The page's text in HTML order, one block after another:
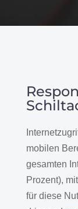
mobilen
gesamten
Prozent),
für diese